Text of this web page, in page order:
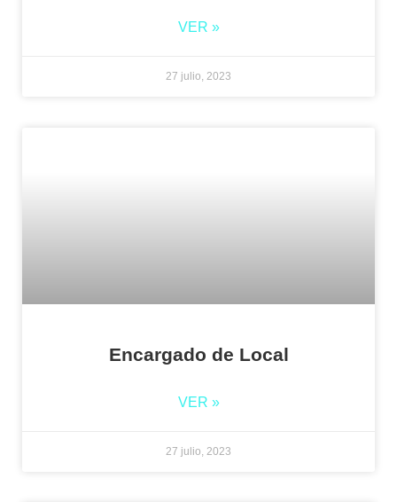
VER »
27 julio, 2023
Encargado de Local
VER »
27 julio, 2023